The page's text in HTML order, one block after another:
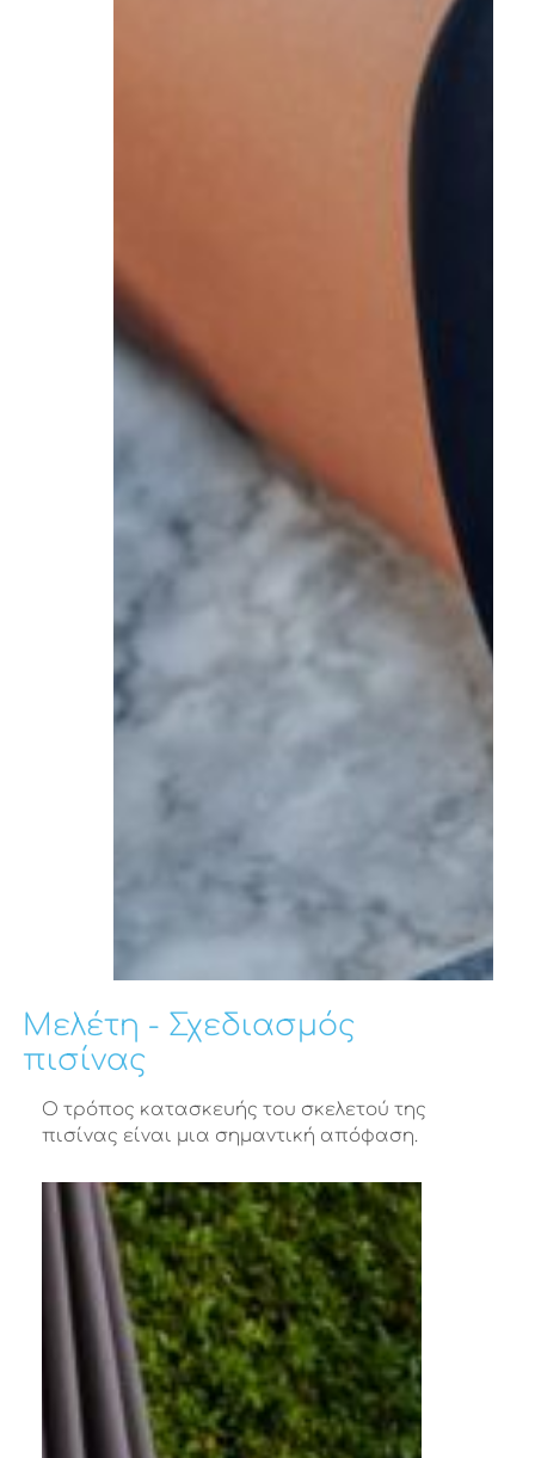
Μελέτη - Σχεδιασμός
πισίνας
Ο τρόπος κατασκευής του σκελετού της
πισίνας είναι μια σημαντική απόφαση.